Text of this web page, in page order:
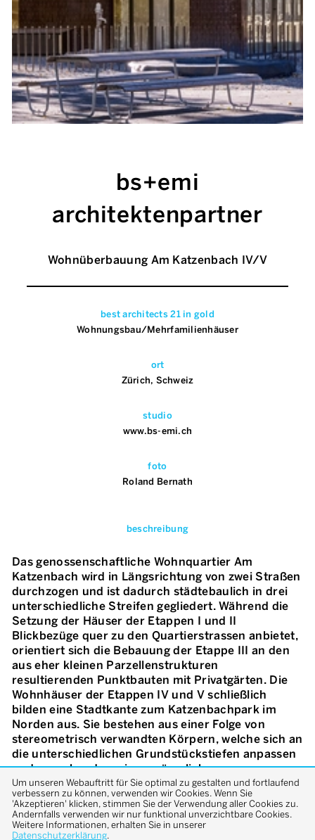
bs+emi
architektenpartner
Wohnüberbauung Am Katzenbach IV/V
best architects 21 in gold
Wohnungsbau/Mehrfamilienhäuser
ort
Zürich, Schweiz
studio
www.bs-emi.ch
foto
Roland Bernath
beschreibung
Das genossenschaftliche Wohnquartier Am
Katzenbach wird in Längsrichtung von zwei Straßen
durchzogen und ist dadurch städtebaulich in drei
unterschiedliche Streifen gegliedert. Während die
Setzung der Häuser der Etappen I und II
Blickbezüge quer zu den Quartierstrassen anbietet,
orientiert sich die Bebauung der Etappe III an den
aus eher kleinen Parzellenstrukturen
resultierenden Punktbauten mit Privatgärten. Die
Wohnhäuser der Etappen IV und V schließlich
bilden eine Stadtkante zum Katzenbachpark im
Norden aus. Sie bestehen aus einer Folge von
stereometrisch verwandten Körpern, welche sich an
die unterschiedlichen Grundstückstiefen anpassen
und ausgehend von innenräumlichen
Gesetzmäßigkeiten ihre Gestalt finden. In den
Wohnungen entwickeln sich die Raumfiguren des
Wohnens zwischen diesen polygonalen
Außenformen, den Eckloggien und den
Um unseren Webauftritt für Sie optimal zu gestalten und fortlaufend
verbessern zu können, verwenden wir Cookies. Wenn Sie
'Akzeptieren' klicken, stimmen Sie der Verwendung aller Cookies zu.
Andernfalls verwenden wir nur funktional unverzichtbare Cookies.
Weitere Informationen, erhalten Sie in unserer
Datenschutzerklärung.